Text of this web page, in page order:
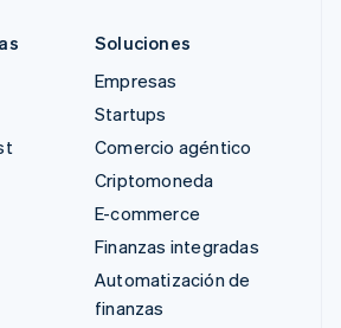
Soluciones
Empresas
Startups
Comercio agéntico
Criptomoneda
E-commerce
Finanzas integradas
Automatización de
finanzas